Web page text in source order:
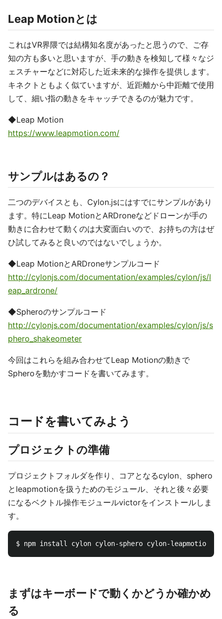
Leap Motionとは
これはVR界隈では結構知名度があったと思うので、ご存
知の方も多いと思いますが、手の動きを検知して様々なジ
ェスチャーなどに対応した近未来的な操作を提供します。
キネクトともよく似ていますが、近距離から中距離で使用
して、細い指の動きをキャッチできるのが魅力です。
◆Leap Motion
https://www.leapmotion.com/
サンプルはあるの？
二つのデバイスとも、Cylon.jsにはすでにサンプルがあり
ます。特にLeap MotionとARDroneなどドローンが手の
動きに合わせて動くのは大変面白いので、お持ちの方はぜ
ひ試してみると良いのではないでしょうか。
◆Leap MotionとARDroneサンプルコード
http://cylonjs.com/documentation/examples/cylon/js/l
eap_ardrone/
◆Spheroのサンプルコード
http://cylonjs.com/documentation/examples/cylon/js/s
phero_shakeometer
今回はこれらを組み合わせてLeap Motionの動きで
Spheroを動かすコードを書いてみます。
コードを書いてみよう
プロジェクトの準備
プロジェクトフォルダを作り、コアとなるcylon、sphero
とleapmotionを扱うためのモジュール、それと後々必要
になるベクトル操作モジュールvictorをインストールしま
す。
まずはキーボードで動くかどうか確かめ
る